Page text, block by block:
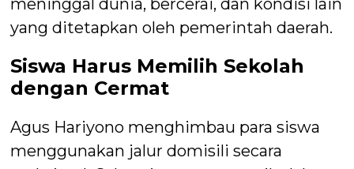
meninggal dunia, bercerai, dan kondisi lain
yang ditetapkan oleh pemerintah daerah.
Siswa Harus Memilih Sekolah
dengan Cermat
Agus Hariyono menghimbau para siswa
menggunakan jalur domisili secara